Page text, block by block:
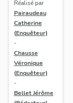
Réalisé par
Pairaudeau
Catherine
(Enquêteur)
-
Chausse
Véronique
(Enquêteur)
-
Bellet Jérôme